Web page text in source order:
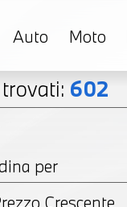
Auto Moto
602
per